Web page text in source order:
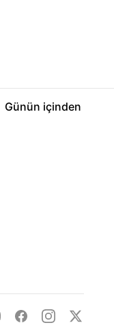
Günün içinden